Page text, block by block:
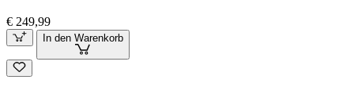
€ 249,99
In den Warenkorb